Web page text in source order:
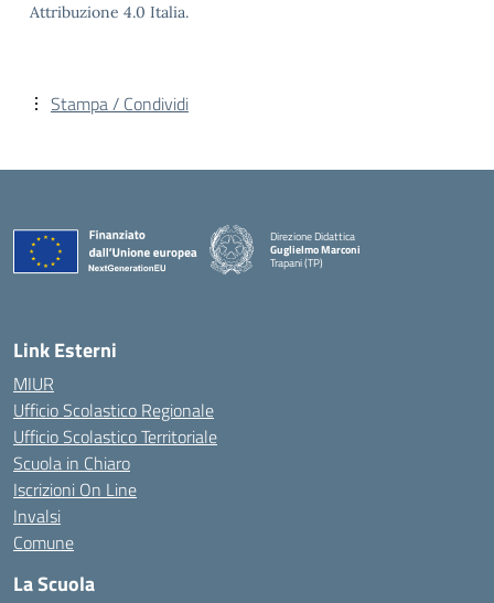
Attribuzione 4.0 Italia.
Stampa / Condividi
Direzione Didattica
Guglielmo Marconi
Trapani (TP)
Link Esterni
MIUR
Ufficio Scolastico Regionale
Ufficio Scolastico Territoriale
Scuola in Chiaro
Iscrizioni On Line
Invalsi
Comune
La Scuola